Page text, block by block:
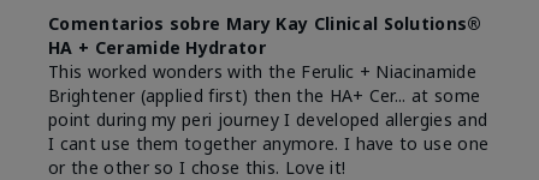
Comentarios sobre Mary Kay Clinical Solutions®
HA + Ceramide Hydrator
This worked wonders with the Ferulic + Niacinamide
Brightener (applied first) then the HA+ Cer... at some
point during my peri journey I developed allergies and
I cant use them together anymore. I have to use one
or the other so I chose this. Love it!